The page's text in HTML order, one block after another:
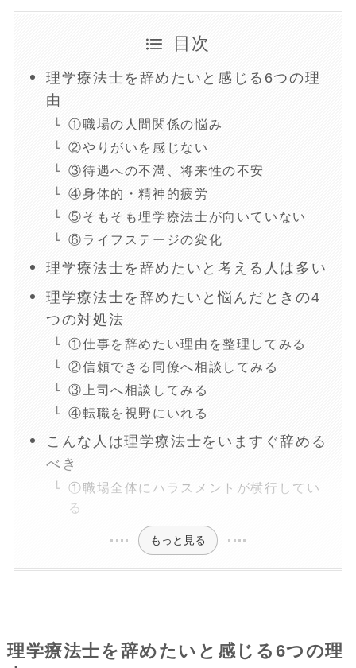
目次
理学療法士を辞めたいと感じる6つの理
由
①職場の人間関係の悩み
②やりがいを感じない
③待遇への不満、将来性の不安
④身体的・精神的疲労
⑤そもそも理学療法士が向いていない
⑥ライフステージの変化
理学療法士を辞めたいと考える人は多い
理学療法士を辞めたいと悩んだときの4
つの対処法
①仕事を辞めたい理由を整理してみる
②信頼できる同僚へ相談してみる
③上司へ相談してみる
④転職を視野にいれる
こんな人は理学療法士をいますぐ辞める
べき
①職場全体にハラスメントが横行してい
る
もっと見る
理学療法士を辞めたいと感じる6つの理